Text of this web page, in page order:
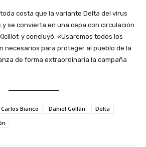
costa que la variante Delta del virus
se convierta en una cepa con circulación
y concluyó: «Usaremos todos los
necesarios para proteger al pueblo de la
de forma extraordinaria la campaña
Carlos Bianco Daniel Gollán
Delta